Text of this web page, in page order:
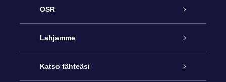
OSR
Palvelu
Ota meihin yhteyttä
Lahjamme
Online Star -lahja
Katso tähteäsi